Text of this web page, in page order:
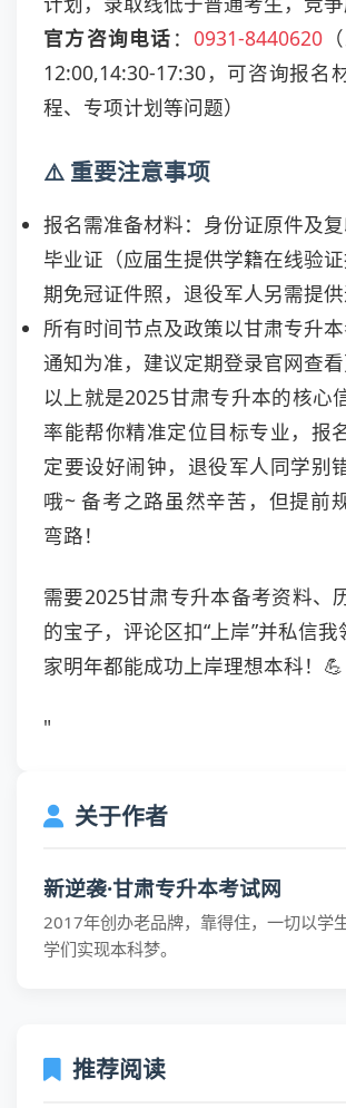
官方咨询电话 ： 0931-8440620
12:00,14:30-17:30，可咨询报名
程、专项计划等问题）
⚠️ 重要注意事项
报名需准备材料：身份证原件及
毕业证（应届生提供学籍在线验
期免冠证件照，退役军人另需提
所有时间节点及政策以甘肃专升
通知为准，建议定期登录官网查
以上就是2025甘肃专升本的核心
率能帮你精准定位目标专业，报
定要设好闹钟，退役军人同学别
哦~ 备考之路虽然辛苦，但提前
弯路！
需要2025甘肃专升本备考资料、
的宝子，评论区扣“上岸”并私信
家明年都能成功上岸理想本科！💪
"
关于作者
新逆袭·甘肃专升本考试网
2017年创办老品牌，靠得住，一切以学
学们实现本科梦。
推荐阅读